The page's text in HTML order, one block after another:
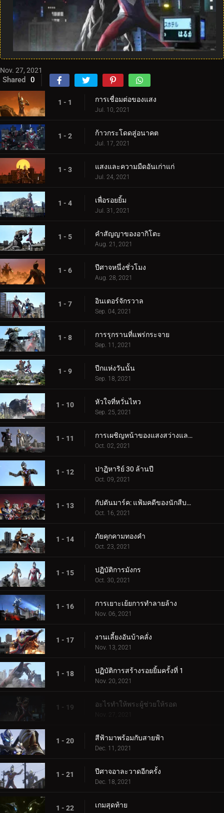
Nov. 27, 2021
Shared 0
1 - 1 การเชื่อมต่อของแสง
Jul. 10, 2021
1 - 2 ก้าวกระโดดสู่อนาคต
Jul. 17, 2021
1 - 3 แสงและความมืดอันเก่าแก่
Jul. 24, 2021
1 - 4 เพื่อรอยยิ้ม
Jul. 31, 2021
1 - 5 คำสัญญาของอากิโตะ
Aug. 21, 2021
1 - 6 ปีศาจหนึ่งชั่วโมง
Aug. 28, 2021
1 - 7 อินเตอร์จักรวาล
Sep. 04, 2021
1 - 8 การรุกรานที่แพร่กระจาย
Sep. 11, 2021
1 - 9 ปีกแห่งวันนั้น
Sep. 18, 2021
1 - 10 หัวใจที่หวั่นไหว
Sep. 25, 2021
1 - 11 การเผชิญหน้าของแสงสว่างและความมืด
Oct. 02, 2021
1 - 12 ปาฏิหาริย์ 30 ล้านปี
Oct. 09, 2021
1 - 13 กัปตันมาร์ค: แฟ้มคดีของนักสืบมาร์ลูรู
Oct. 16, 2021
1 - 14 ภัยคุกคามทองคำ
Oct. 23, 2021
1 - 15 ปฏิบัติการมังกร
Oct. 30, 2021
1 - 16 การเยาะเย้ยการทำลายล้าง
Nov. 06, 2021
1 - 17 งานเลี้ยงอันบ้าคลั่ง
Nov. 13, 2021
1 - 18 ปฏิบัติการสร้างรอยยิ้มครั้งที่ 1
Nov. 20, 2021
1 - 19 อะไรทำให้พระผู้ช่วยให้รอด
1 - 20 สีฟ้ามาพร้อมกับสายฟ้า
Dec. 11, 2021
1 - 21 ปีศาจอาละวาดอีกครั้ง
Dec. 18, 2021
1 - 22 เกมสุดท้าย